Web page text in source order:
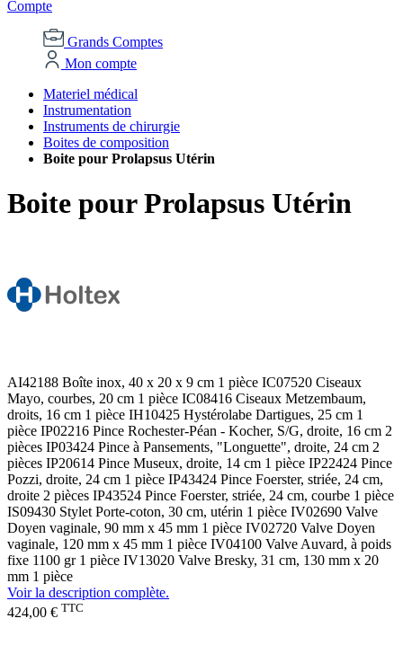
Compte
Grands Comptes
Mon compte
Materiel médical
Instrumentation
Instruments de chirurgie
Boites de composition
Boite pour Prolapsus Utérin
Boite pour Prolapsus Utérin
AI42188 Boîte inox, 40 x 20 x 9 cm 1 pièce IC07520 Ciseaux
Mayo, courbes, 20 cm 1 pièce IC08416 Ciseaux Metzembaum,
droits, 16 cm 1 pièce IH10425 Hystérolabe Dartigues, 25 cm 1
pièce IP02216 Pince Rochester-Péan - Kocher, S/G, droite, 16 cm 2
pièces IP03424 Pince à Pansements, "Longuette", droite, 24 cm 2
pièces IP20614 Pince Museux, droite, 14 cm 1 pièce IP22424 Pince
Pozzi, droite, 24 cm 1 pièce IP43424 Pince Foerster, striée, 24 cm,
droite 2 pièces IP43524 Pince Foerster, striée, 24 cm, courbe 1 pièce
IS09430 Stylet Porte-coton, 30 cm, utérin 1 pièce IV02690 Valve
Doyen vaginale, 90 mm x 45 mm 1 pièce IV02720 Valve Doyen
vaginale, 120 mm x 45 mm 1 pièce IV04100 Valve Auvard, à poids
fixe 1100 gr 1 pièce IV13020 Valve Bresky, 31 cm, 130 mm x 20
mm 1 pièce
Voir la description complète.
424,00 € TTC